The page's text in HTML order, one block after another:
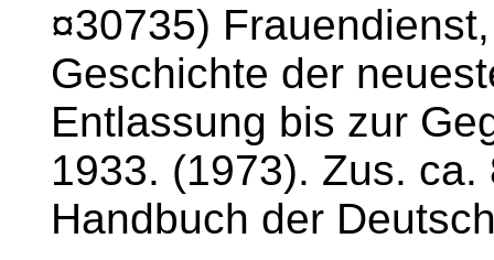
¤30735)
Geschichte der
Entlassung bis zur
1933. (1973). Zus.
Handbuch der